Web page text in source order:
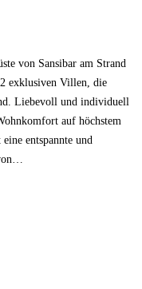
von Sansibar am Strand
exklusiven Villen, die
Liebevoll und individuell
auf höchstem
entspannte und